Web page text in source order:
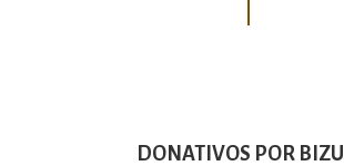
DONATIVOS POR